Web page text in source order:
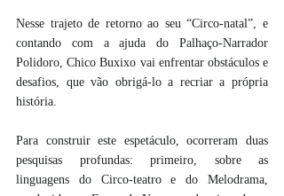
Nesse trajeto de retorno ao seu “Circo-natal”, e
contando com a ajuda do Palhaço-Narrador
Polidoro, Chico Buxixo vai enfrentar obstáculos e
desafios, que vão obrigá-lo a recriar a própria
história.
Para construir este espetáculo, ocorreram duas
pesquisas profundas: primeiro, sobre as
linguagens do Circo-teatro e do Melodrama,